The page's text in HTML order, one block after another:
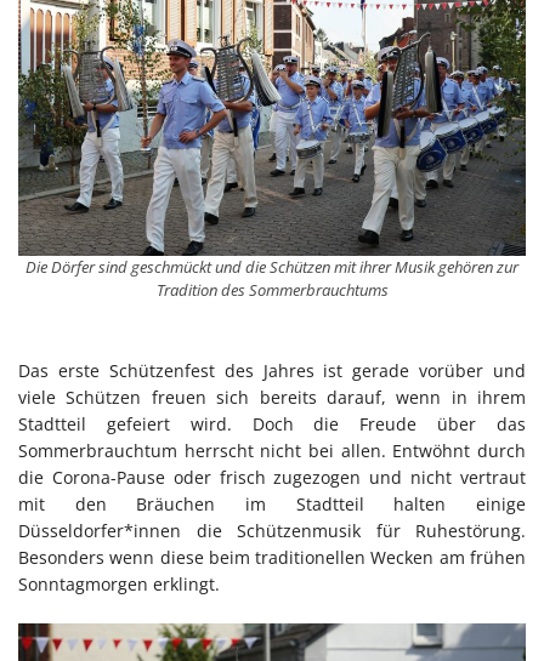
Die Dörfer sind geschmückt und die Schützen mit ihrer Musik gehören zur
Tradition des Sommerbrauchtums
Das erste Schützenfest des Jahres ist gerade vorüber und
viele Schützen freuen sich bereits darauf, wenn in ihrem
Stadtteil gefeiert wird. Doch die Freude über das
Sommerbrauchtum herrscht nicht bei allen. Entwöhnt durch
die Corona-Pause oder frisch zugezogen und nicht vertraut
mit den Bräuchen im Stadtteil halten einige
Düsseldorfer*innen die Schützenmusik für Ruhestörung.
Besonders wenn diese beim traditionellen Wecken am frühen
Sonntagmorgen erklingt.